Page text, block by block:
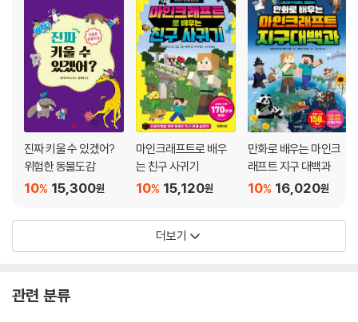
3 내 마음대로 생각하는 ‘확증 편향’
4 예측 가능하다고 생각하는 ‘사후 과잉 확신 편향’
5 ‘괜찮을 거야’라고 생각하는 ‘정상화 편향’
6 낙관적으로 생각하고 마는 ‘계획 오류’
7 우리 편만 드는 ‘내집단 편향’
8 모두와 같다면 괜찮아!? ‘동조성 편향’
9 가장 처음 접한 정보의 영향을 받는 ‘앵커링 효과’
[생각 뿜뿜] 어느 선이 더 길까?
제7장 논리적 사고를 무기로 삼기 위해 필요한 마음가짐
1 남의 얘기를 듣지 않으면 아무도 내 얘기를 들어 주지 않는다
2 ‘좋은 의견’과 ‘좋아하는 사람’을 구분하자
3 여러 의견이 있어서 ‘세상’은 재미있다
6 강한 사람에게는 상대방의 입장도 생각할 줄 아는 다정함이 있다
진짜 키울 수 있겠어?
위험한 동물도감
15,300원
10%
마인크래프트로 배우
는 친구 사귀기
15,120원
10%
만화로 배우는 마인크
래프트 지구 대백과
16,020원
10%
더보기
관련 분류